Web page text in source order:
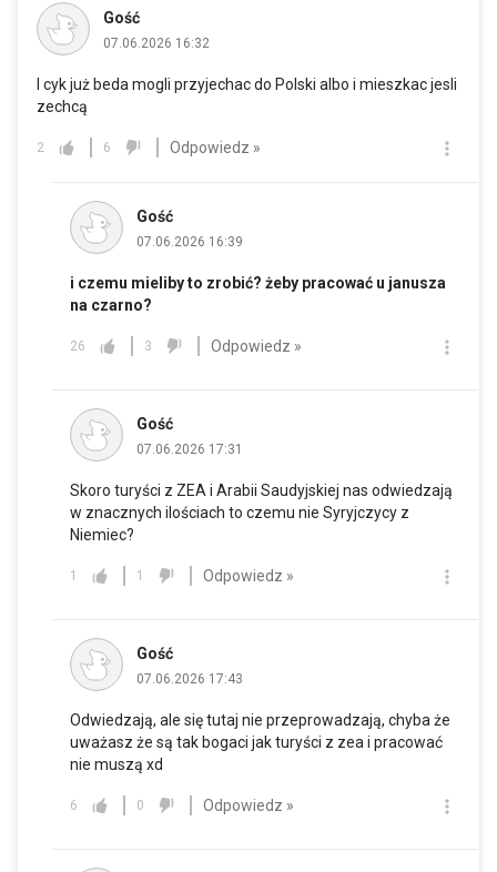
Gość
07.06.2026 16:32
I cyk już beda mogli przyjechac do Polski albo i mieszkac jesli
zechcą
2 6 Odpowiedz »
Gość
07.06.2026 16:39
i czemu mieliby to zrobić? żeby pracować u janusza
na czarno?
26 3 Odpowiedz »
Gość
07.06.2026 17:31
Skoro turyści z ZEA i Arabii Saudyjskiej nas odwiedzają
w znacznych ilościach to czemu nie Syryjczycy z
Niemiec?
1 1 Odpowiedz »
Gość
07.06.2026 17:43
Odwiedzają, ale się tutaj nie przeprowadzają, chyba że
uważasz że są tak bogaci jak turyści z zea i pracować
nie muszą xd
6 0 Odpowiedz »